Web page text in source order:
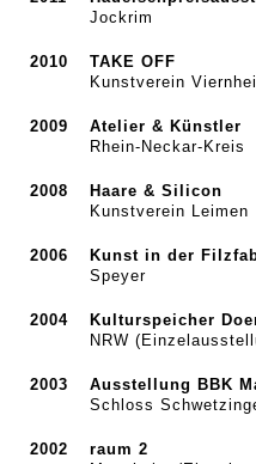
Jockrim
2010
TAKE OFF
Kunstverein
2009
Atelier & Künstler
Rhein-Neckar-Kreis
2008
Haare & Silicon
Kunstverein Leimen
2006
Kunst in der
Speyer
2004
Kulturspeicher
NRW
2003
Ausstellung BBK
Schloss
2002
raum 2